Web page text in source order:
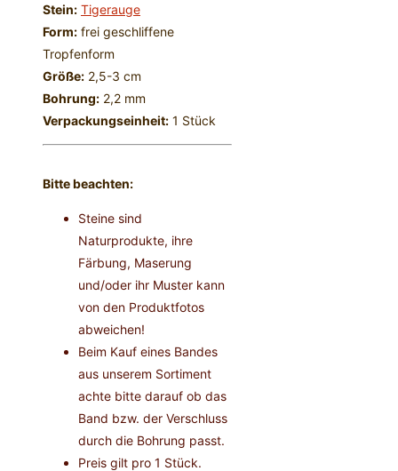
Stein: Tigerauge
Form: frei geschliffene
Tropfenform
Größe: 2,5-3 cm
Bohrung: 2,2 mm
Verpackungseinheit: 1 Stück
Bitte beachten:
Steine sind
Naturprodukte, ihre
Färbung, Maserung
und/oder ihr Muster kann
von den Produktfotos
abweichen!
Beim Kauf eines Bandes
aus unserem Sortiment
achte bitte darauf ob das
Band bzw. der Verschluss
durch die Bohrung passt.
Preis gilt pro 1 Stück.